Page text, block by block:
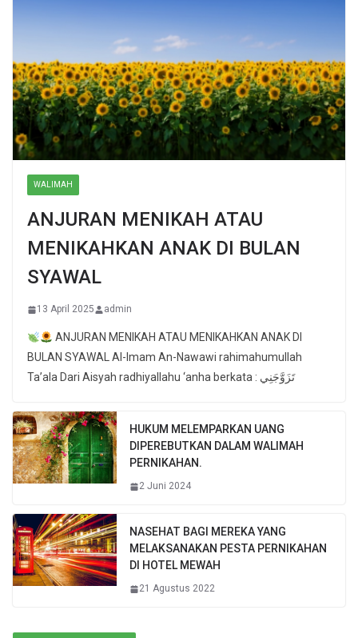
WALIMAH
ANJURAN MENIKAH ATAU
MENIKAHKAN ANAK DI BULAN
SYAWAL
13 April 2025 admin
ANJURAN MENIKAH ATAU MENIKAHKAN ANAK DI
BULAN SYAWAL Al-Imam An-Nawawi rahimahumullah
Ta’ala Dari Aisyah radhiyallahu ‘anha berkata : تَزَوَّجَنِي
HUKUM MELEMPARKAN UANG
DIPEREBUTKAN DALAM WALIMAH
PERNIKAHAN.
2 Juni 2024
NASEHAT BAGI MEREKA YANG
MELAKSANAKAN PESTA PERNIKAHAN
DI HOTEL MEWAH
21 Agustus 2022